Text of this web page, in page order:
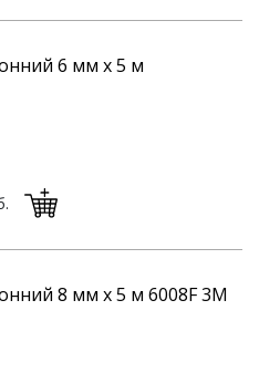
6 мм x 5 м
8 мм x 5 м 6008F 3M